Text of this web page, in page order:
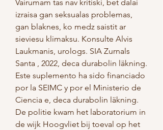
Vairumam tas nav kritiski, bet dalai
izraisa gan seksualas problemas,
gan blaknes, ko medz saistit ar
sieviesu klimaksu. Konsulte Alvis
Laukmanis, urologs. SIA Zurnals
Santa , 2022, deca durabolin läkning.
Este suplemento ha sido financiado
por la SEIMC y por el Ministerio de
Ciencia e, deca durabolin läkning.
De politie kwam het laboratorium in
de wijk Hoogvliet bij toeval op het